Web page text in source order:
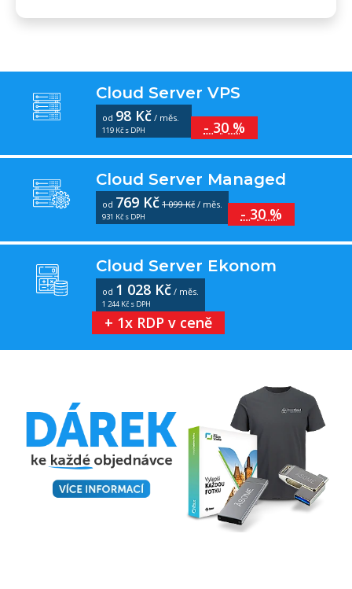
Cloud Server VPS
od 98 Kč / měs.
119 Kč s DPH - 30 %
Cloud Server Managed
od 769 Kč 1 099 Kč / měs.
931 Kč s DPH - 30 %
Cloud Server Ekonom
od 1 028 Kč / měs.
1 244 Kč s DPH
+ 1x RDP v ceně